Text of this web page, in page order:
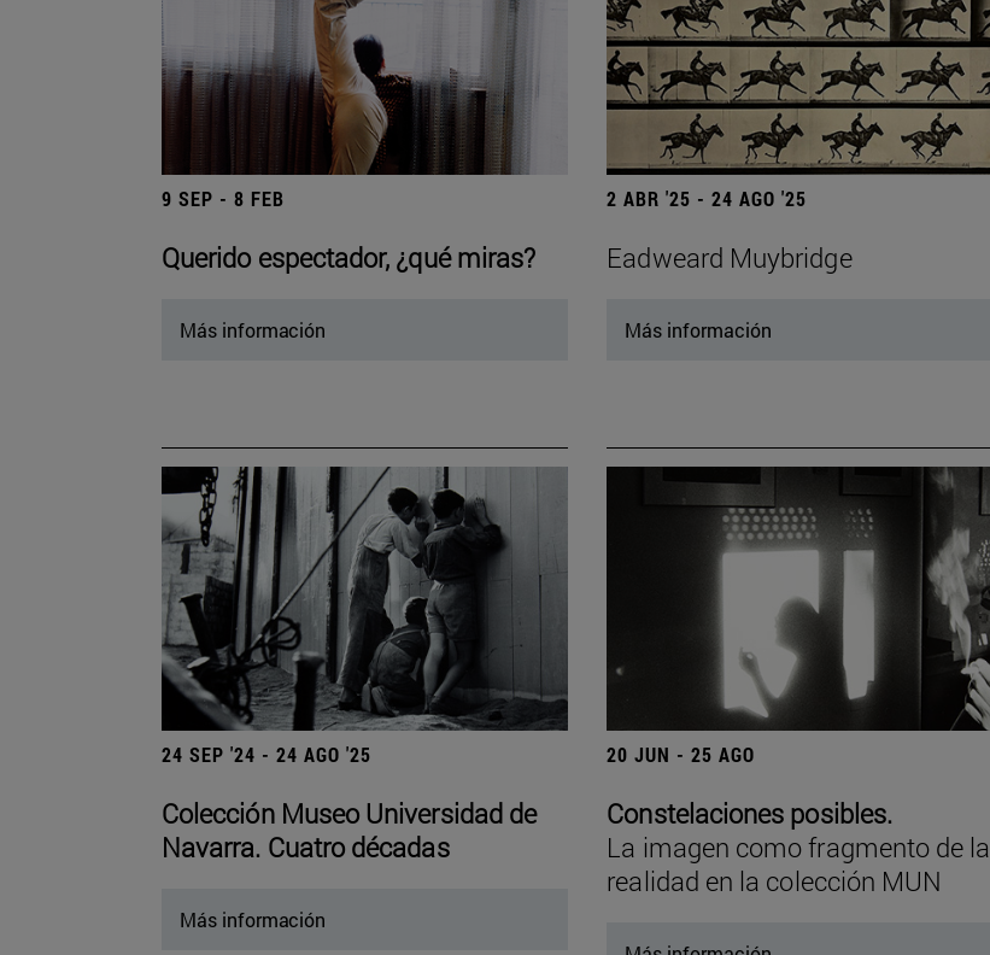
9 SEP - 8 FEB
Querido espectador, ¿qué miras?
Más información
2 ABR '25 - 24 AGO '25
Eadweard Muybridge
Más información
24 SEP '24 - 24 AGO '25
Colección Museo Universidad de
Navarra. Cuatro décadas
Más información
20 JUN - 25 AGO
Constelaciones posibles.
La imagen como fragmento de la
realidad en la colección MUN